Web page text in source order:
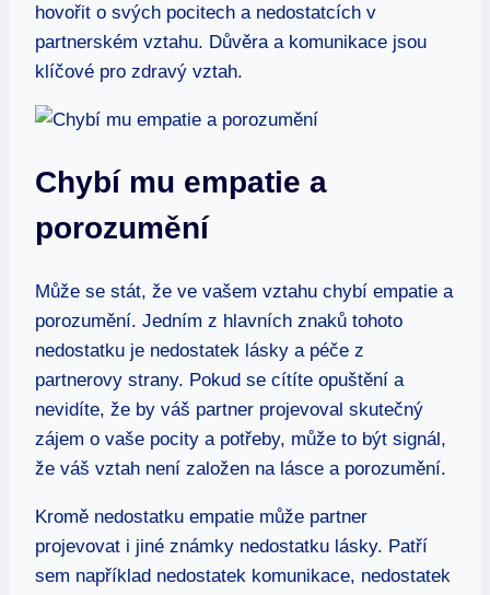
hovořit o svých pocitech a nedostatcích v
partnerském vztahu. Důvěra a komunikace jsou
klíčové pro zdravý vztah.
Chybí mu empatie a
porozumění
Může se stát, že ve vašem vztahu chybí empatie a
porozumění. Jedním z hlavních znaků tohoto
nedostatku je nedostatek lásky a péče z
partnerovy strany. Pokud se cítíte opuštění a
nevidíte, že by váš partner projevoval skutečný
zájem o vaše pocity a potřeby, může to být signál,
že váš vztah není založen na lásce a porozumění.
Kromě nedostatku empatie může partner
projevovat i jiné známky nedostatku lásky. Patří
sem například nedostatek komunikace, nedostatek